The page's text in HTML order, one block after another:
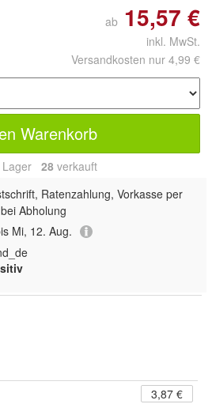
ab 15,57 €
inkl. MwSt.
Versandkosten nur 4,99 €
Warenkorb
28 verkauft
Ratenzahlung, Vorkasse per
Abholung
Mi, 12. Aug.
3,87 €